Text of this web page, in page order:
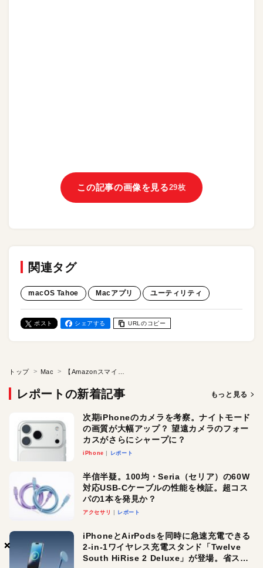
×
×
×
この記事の画像を見る29枚
関連タグ
macOS Tahoe Macアプリ ユーティリティ
ポスト シェアする URLのコピー
トップ Mac
レポートの新着記事 もっと見る
次期iPhoneのカメラを考察。ナイトモード
の画質が大幅アップ？ 望遠カメラのフォー
カスがさらにシャープに？
iPhone レポート
半信半疑。100均・Seria（セリア）の60W
対応USB-Cケーブルの性能を検証。超コス
パの1本を発見か？
アクセサリ レポート
iPhoneとAirPodsを同時に急速充電できる
2-in-1ワイヤレス充電スタンド「Twelve
South HiRise 2 Deluxe」が登場。省スペ